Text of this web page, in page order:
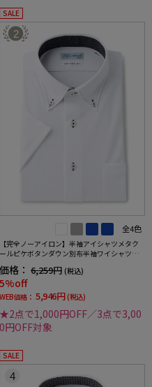
SALE
2
全4色
【完全ノーアイロン】半袖アイシャツメタク
ールピケボタンダウン別布半袖ワイシャツ織
価格： 6,259円 (税込)
5%off
WEB価格： 5,946円 (税込)
★2点で1,000円OFF／3点で3,00
0円OFF対象
SALE
4